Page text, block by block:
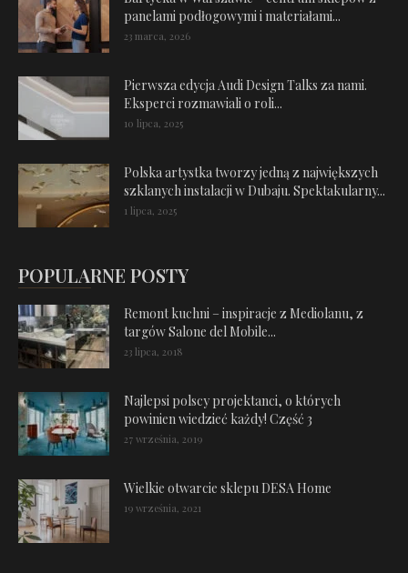
panelami podłogowymi i materiałami...
23 marca, 2026
Pierwsza edycja Audi Design Talks za nami.
Eksperci rozmawiali o roli...
10 lipca, 2025
Polska artystka tworzy jedną z największych
szklanych instalacji w Dubaju. Spektakularny...
1 lipca, 2025
POPULARNE POSTY
Remont kuchni – inspiracje z Mediolanu, z
targów Salone del Mobile...
23 lipca, 2018
Najlepsi polscy projektanci, o których
powinien wiedzieć każdy! Część 3
27 września, 2019
Wielkie otwarcie sklepu DESA Home
19 września, 2021